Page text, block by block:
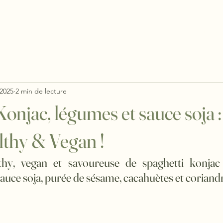
légumes et sauce soja
& Vegan !
2 min de lecture
vegan et savoureuse de spaghetti
soja, purée de sésame, cacahuètes et